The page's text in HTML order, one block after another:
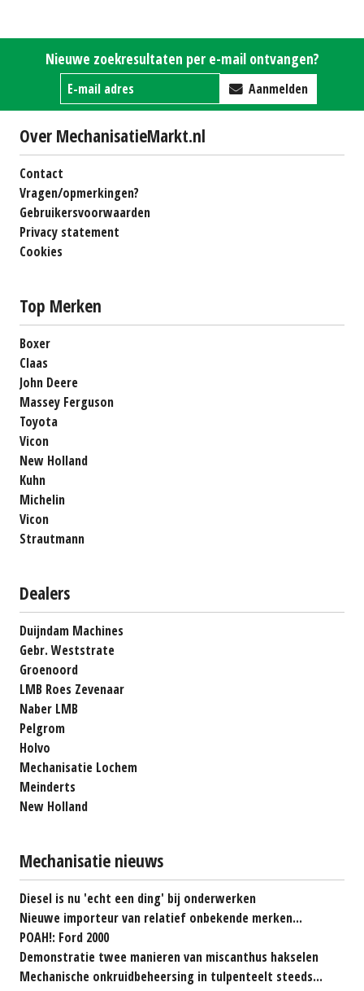
#27651
€0
#26430
€9231
Nieuwe zoekresultaten per e-mail ontvangen?
Aanmelden
Over MechanisatieMarkt.nl
Contact
Vragen/opmerkingen?
Gebruikersvoorwaarden
Privacy statement
Cookies
Top Merken
Boxer
Claas
John Deere
Massey Ferguson
Toyota
Vicon
New Holland
Kuhn
Michelin
Vicon
Strautmann
Dealers
Duijndam Machines
Gebr. Weststrate
Groenoord
LMB Roes Zevenaar
Naber LMB
Pelgrom
Holvo
Mechanisatie Lochem
Meinderts
New Holland
Mechanisatie nieuws
Diesel is nu 'echt een ding' bij onderwerken
Nieuwe importeur van relatief onbekende merken...
POAH!: Ford 2000
Demonstratie twee manieren van miscanthus hakselen
Mechanische onkruidbeheersing in tulpenteelt steeds...